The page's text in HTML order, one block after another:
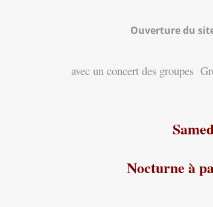
Ouverture du
avec un concert des groupes
Nocturne à